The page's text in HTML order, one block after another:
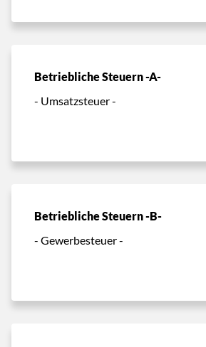
Betriebliche Steuern -A-
- Umsatzsteuer -
Betriebliche Steuern -B-
- Gewerbesteuer -